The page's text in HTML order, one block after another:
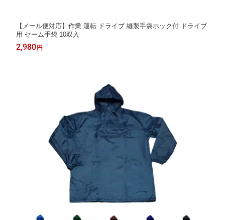
【メール便対応】作業 運転 ドライブ 縫製手袋ホック付 ドライブ
用 セーム手袋 10双入
2,980 円